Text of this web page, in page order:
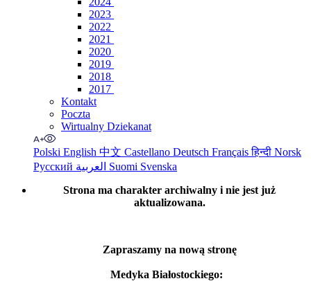
2023
2022
2021
2020
2019
2018
2017
Kontakt
Poczta
Wirtualny Dziekanat
Polski English 中文 Castellano Deutsch Françaisहिन्दी Norsk
Русский
Suomi Svenska
Strona ma charakter archiwalny i nie jest już
aktualizowana.
Zapraszamy na nową stronę
Medyka Białostockiego: